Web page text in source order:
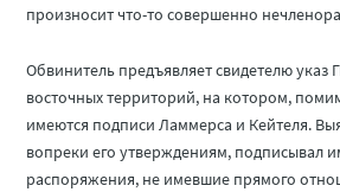
произносит что-то совершенно
Обвинитель предъявляет свидетелю указ
восточных территорий, на котором,
имеются подписи Ламмерса и Кейтеля.
вопреки его утверждениям, подписывал
распоряжения, не имевшие прямого